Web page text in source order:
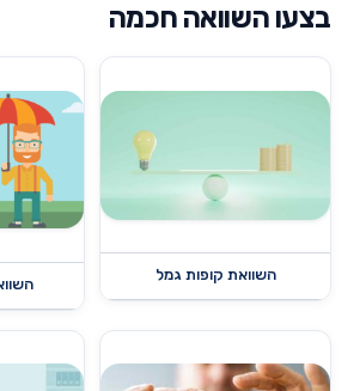
בצעו השוואה חכמה
השוואת קופות גמל